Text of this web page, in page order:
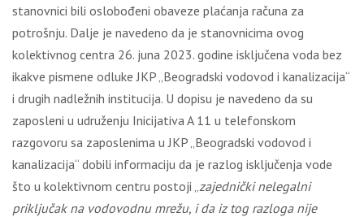
stanovnici bili oslobođeni obaveze plaćanja računa za
potrošnju. Dalje je navedeno da je stanovnicima ovog
kolektivnog centra 26. juna 2023. godine isključena voda bez
ikakve pismene odluke JKP „Beogradski vodovod i kanalizacija“
i drugih nadležnih institucija. U dopisu je navedeno da su
zaposleni u udruženju Inicijativa A 11 u telefonskom
razgovoru sa zaposlenima u JKP „Beogradski vodovod i
kanalizacija“ dobili informaciju da je razlog isključenja vode
što u kolektivnom centru postoji „zajednički nelegalni
priključak na vodovodnu mrežu, i da iz tog razloga nije